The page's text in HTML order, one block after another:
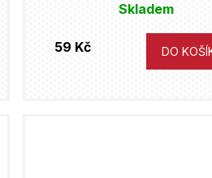
Skladem
59 Kč DO